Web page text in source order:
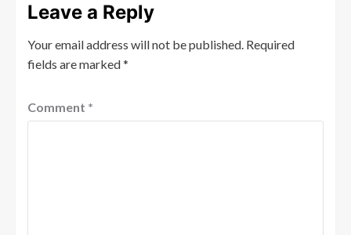
Leave a Reply
Your email address will not be published. Required
fields are marked*
Comment *